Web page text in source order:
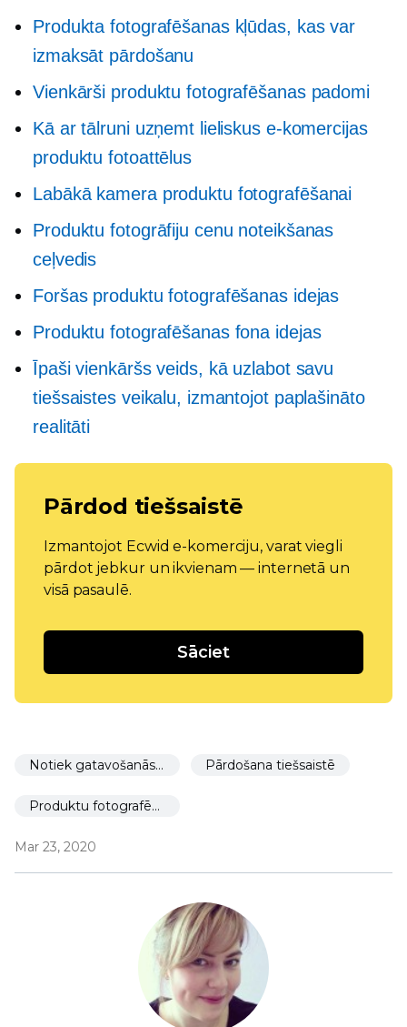
Produkta fotografēšanas kļūdas, kas var
izmaksāt pārdošanu
Vienkārši produktu fotografēšanas padomi
Kā ar tālruni uzņemt lieliskus e-komercijas
produktu fotoattēlus
Labākā kamera produktu fotografēšanai
Produktu fotogrāfiju cenu noteikšanas
ceļvedis
Foršas produktu fotografēšanas idejas
Produktu fotografēšanas fona idejas
Īpaši vienkāršs veids, kā uzlabot savu
tiešsaistes veikalu, izmantojot paplašināto
realitāti
Pārdod tiešsaistē
Izmantojot Ecwid e-komerciju, varat viegli
pārdot jebkur un ikvienam — internetā un
visā pasaulē.
Sāciet
Notiek gatavošanās palaišanai Pārdošana tiešsaistē
Produktu fotografēšana
Mar 23, 2020